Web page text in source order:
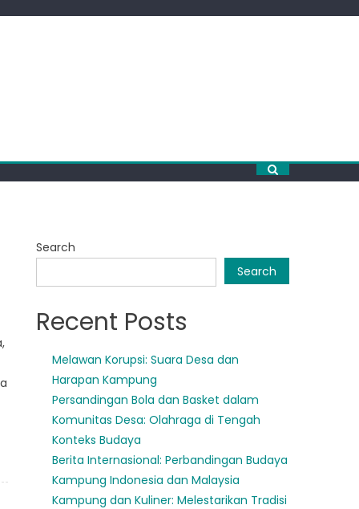
Search
Search
Recent Posts
Melawan Korupsi: Suara Desa dan
Harapan Kampung
Persandingan Bola dan Basket dalam
Komunitas Desa: Olahraga di Tengah
Konteks Budaya
Berita Internasional: Perbandingan Budaya
Kampung Indonesia dan Malaysia
Kampung dan Kuliner: Melestarikan Tradisi